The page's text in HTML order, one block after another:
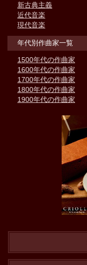
新古典主義
近代音楽
現代音楽
年代別作曲家一覧
1500年代の作曲家
1600年代の作曲家
1700年代の作曲家
1800年代の作曲家
1900年代の作曲家